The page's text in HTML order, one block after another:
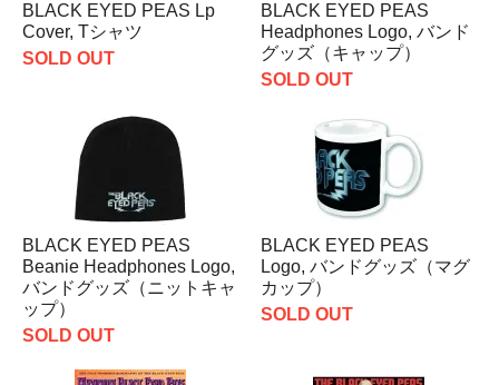
BLACK EYED PEAS Lp
Cover, Tシャツ
SOLD OUT
BLACK EYED PEAS
Headphones Logo, バンド
グッズ（キャップ）
SOLD OUT
BLACK EYED PEAS
Beanie Headphones Logo,
バンドグッズ（ニットキャ
ップ）
SOLD OUT
BLACK EYED PEAS
Logo, バンドグッズ（マグ
カップ）
SOLD OUT